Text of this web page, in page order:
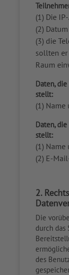
(1) Die
(2)
(3) die
sollten er
Raum
Daten,
stellt:
(1) Name
Daten,
stellt:
(1) Name
(2) E-
2.
Die
durch das
des